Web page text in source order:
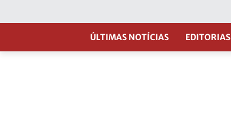
ÚLTIMAS NOTÍCIAS EDITORIAS